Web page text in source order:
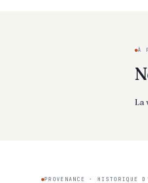
À
La
PROVENANCE · HISTORIQUE